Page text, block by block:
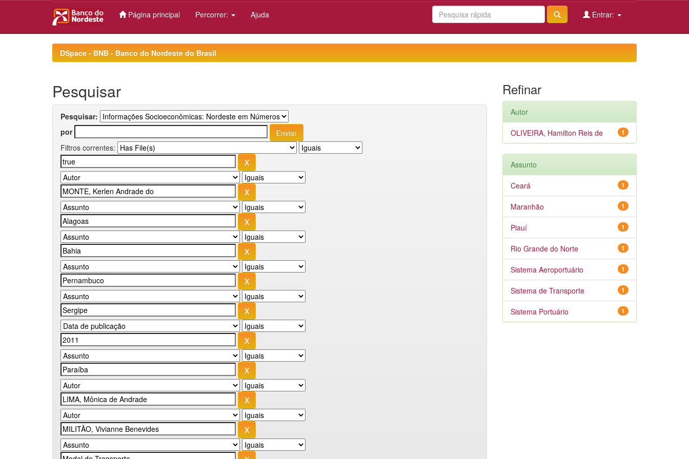
Página principal Percorrer: Ajuda Entrar:
DSpace - BNB - Banco do Nordeste do Brasil
Pesquisar
Pesquisar:
por
Filtros correntes:
Refinar
Autor
1
OLIVEIRA, Hamilton Reis de
Assunto
1
Ceará
1
Maranhão
1
Piauí
1
Rio Grande do Norte
1
Sistema Aeroportuário
1
Sistema de Transporte
1
Sistema Portuário